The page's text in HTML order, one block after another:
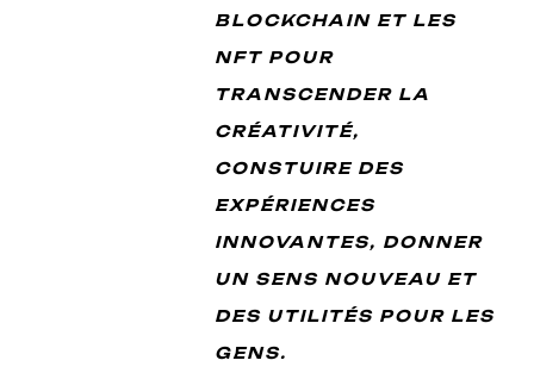
BLOCKCHAIN ET LES
NFT POUR
TRANSCENDER LA
CRÉATIVITÉ,
CONSTUIRE DES
EXPÉRIENCES
INNOVANTES, DONNER
UN SENS NOUVEAU ET
DES UTILITÉS POUR LES
GENS.